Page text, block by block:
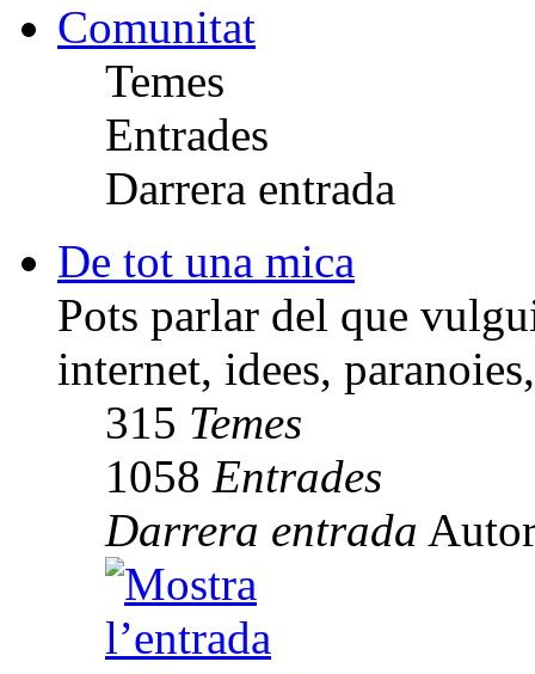
Comunitat
Temes
Entrades
Darrera entrada
De tot una mica
Pots parlar del que
internet, idees,
315 Temes
1058 Entrades
Darrera entrada